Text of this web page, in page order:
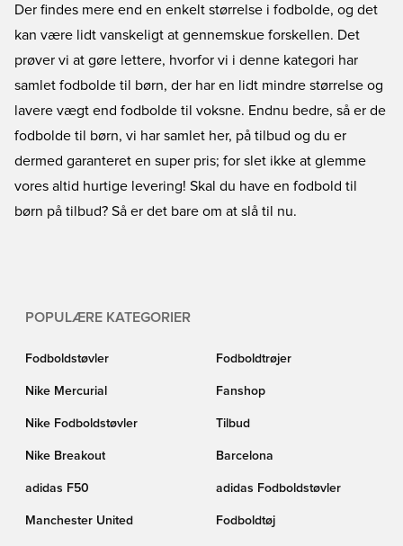
lidt mindre størrelse og med lavere vægt end hvad man normalt er vant til
kategori også på tilbud, så du kan helt klar finde et billig fodbold i børne
størrelse.
Der findes mere end en enkelt størrelse i fodbolde, og det
kan være lidt vanskeligt at gennemskue forskellen. Det
prøver vi at gøre lettere, hvorfor vi i denne kategori har
samlet fodbolde til børn, der har en lidt mindre størrelse og
lavere vægt end fodbolde til voksne. Endnu bedre, så er de
fodbolde til børn, vi har samlet her, på tilbud og du er
dermed garanteret en super pris; for slet ikke at glemme
vores altid hurtige levering! Skal du have en fodbold til
børn på tilbud? Så er det bare om at slå til nu.
POPULÆRE KATEGORIER
Fodboldstøvler Fodboldtrøjer
Nike Mercurial Fanshop
Nike Fodboldstøvler Tilbud
Nike Breakout Barcelona
adidas F50 adidas Fodboldstøvler
Manchester United Fodboldtøj